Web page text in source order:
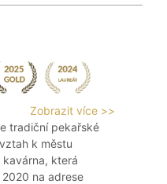
Zobrazit více >>
tradiční pekařské
k městu
kavárna, která
na adrese